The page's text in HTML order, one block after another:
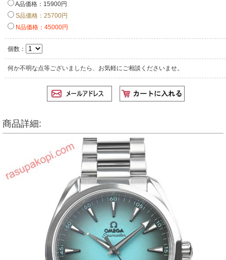
A品価格：15900円
S品価格：25700円
N品価格：45000円
個数：
何か不明な点等ございましたら、お気軽にご相談くださいませ。
商品詳細: